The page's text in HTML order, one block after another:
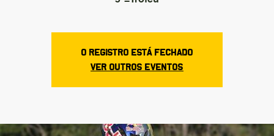
O registro está fechado
Ver outros eventos